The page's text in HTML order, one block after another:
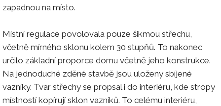
zapadnou na místo.
Místní regulace povolovala pouze šikmou střechu,
včetně mírného sklonu kolem 30 stupňů. To nakonec
určilo základní proporce domu včetně jeho konstrukce.
Na jednoduché zděné stavbě jsou uloženy sbíjené
vazníky. Tvar střechy se propsal i do interiéru, kde stropy
místností kopírují sklon vazníků. To celému interiéru,